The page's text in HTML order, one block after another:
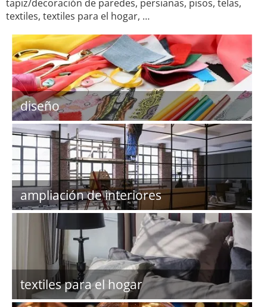
tapiz/decoración de paredes, persianas, pisos, telas,
textiles, textiles para el hogar, …
diseño
ampliación de interiores
textiles para el hogar